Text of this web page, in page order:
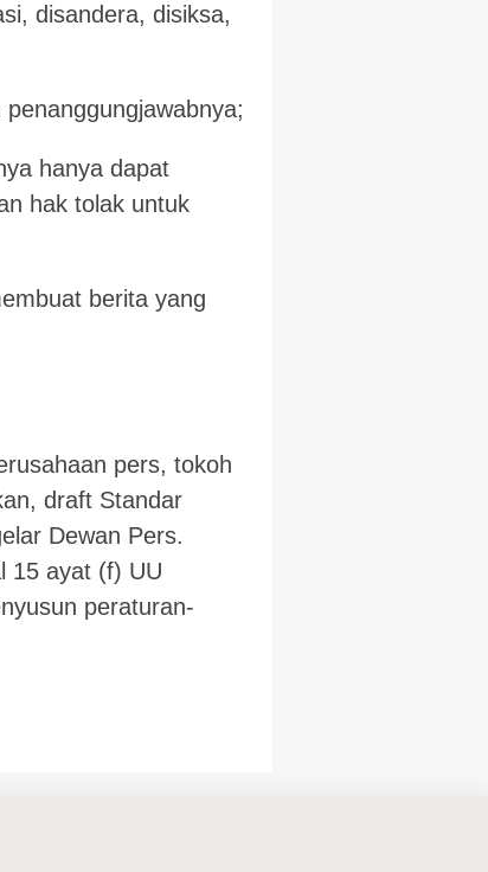
disandera, disiksa,
hanya dapat
hak tolak untuk
berita yang
pers, tokoh
draft Standar
Dewan Pers.
15 ayat (f) UU
peraturan-